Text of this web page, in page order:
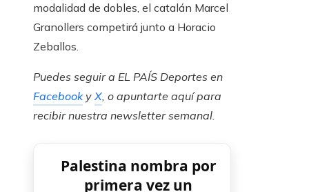
modalidad de dobles, el catalán Marcel
Granollers competirá junto a Horacio
Zeballos.
Puedes seguir a EL PAÍS Deportes en
FacebookyX, o apuntarte aquí para
recibirnuestra newsletter semanal.
Palestina nombra por
primera vez un